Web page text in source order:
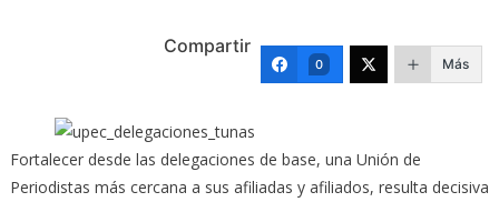
Compartir
0 Más
Fortalecer desde las delegaciones de base, una Unión de
Periodistas más cercana a sus afiliadas y afiliados, resulta decisiva